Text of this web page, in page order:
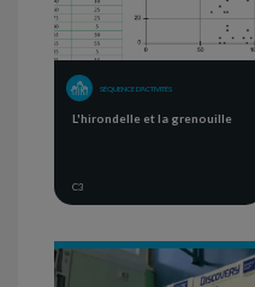
SÉQUENCE D'ACTIVITÉS
L'hirondelle et la grenouille
C3